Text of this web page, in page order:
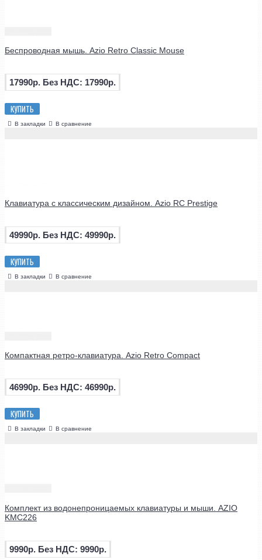
Беспроводная мышь. Azio Retro Classic Mouse
17990р. Без НДС: 17990р.
КУПИТЬ
В закладки В сравнение
Клавиатура с классическим дизайном. Azio RC Prestige
49990р. Без НДС: 49990р.
КУПИТЬ
В закладки В сравнение
Компактная ретро-клавиатура. Azio Retro Compact
46990р. Без НДС: 46990р.
КУПИТЬ
В закладки В сравнение
Комплект из водонепроницаемых клавиатуры и мыши. AZIO
KMC226
9990р. Без НДС: 9990р.